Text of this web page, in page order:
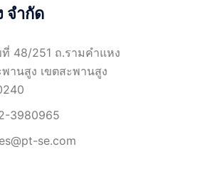
จำกัด
ที่ 48/251 ถ.รามคำแหง
านสูง เขตสะพานสูง
3980965
se.com